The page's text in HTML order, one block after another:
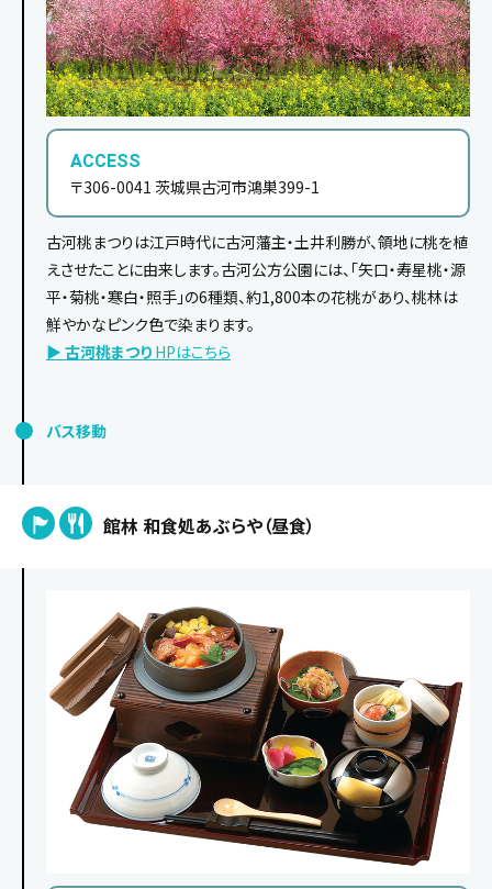
ACCESS
〒306-0041 茨城県古河市鴻巣399-1
古河桃まつりは江戸時代に古河藩主・土井利勝が、領地に桃を植
えさせたことに由来します。古河公方公園には、｢矢口・寿星桃・源
平・菊桃・寒白・照手｣の6種類、約1,800本の花桃があり、桃林は
鮮やかなピンク色で染まります。
▶ 古河桃まつり HPはこちら
バス移動
館林 和食処あぶらや（昼食）